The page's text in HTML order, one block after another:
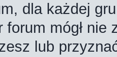
dla każdej
mógł nie
lub